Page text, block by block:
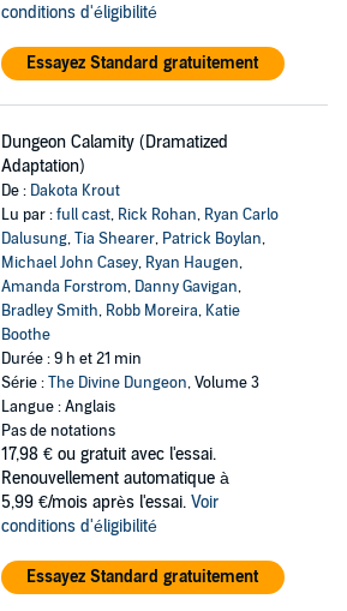
conditions d'éligibilité
Essayez Standard gratuitement
Dungeon Calamity (Dramatized
Adaptation)
De : Dakota Krout
Lu par :full cast, Rick Rohan, Ryan Carlo
Dalusung,Tia Shearer, Patrick Boylan,
Michael John Casey, Ryan Haugen,
Amanda Forstrom, Danny Gavigan,
Bradley Smith, Robb Moreira, Katie
Boothe
Durée : 9 h et 21 min
Série :The Divine Dungeon, Volume 3
Langue : Anglais
Pas de notations
17,98 € ou gratuit avec l'essai.
Renouvellement automatique à
5,99 €/mois après l'essai. Voir
conditions d'éligibilité
Essayez Standard gratuitement